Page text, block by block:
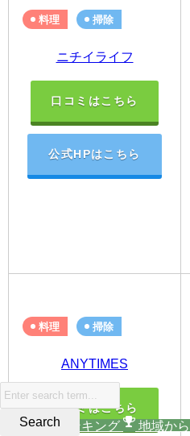
料理 掃除
ニチイライフ
口コミはこちら
公式HPはこちら
料理 掃除
ANYTIMES
口コミはこちら